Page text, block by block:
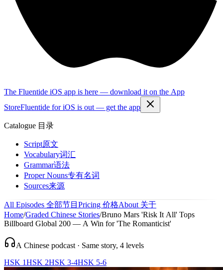
The Fluentide iOS app is here — download it on the App
StoreFluentide for iOS is out — get the app
Catalogue 目录
Script原文
Vocabulary词汇
Grammar语法
Proper Nouns专有名词
Sources来源
All Episodes 全部节目 Pricing 价格About 关于
Home/Graded Chinese Stories/Bruno Mars 'Risk It All' Tops
Billboard Global 200 — A Win for 'The Romanticist'
A Chinese podcast · Same story, 4 levels
HSK 1HSK 2HSK 3-4HSK 5-6